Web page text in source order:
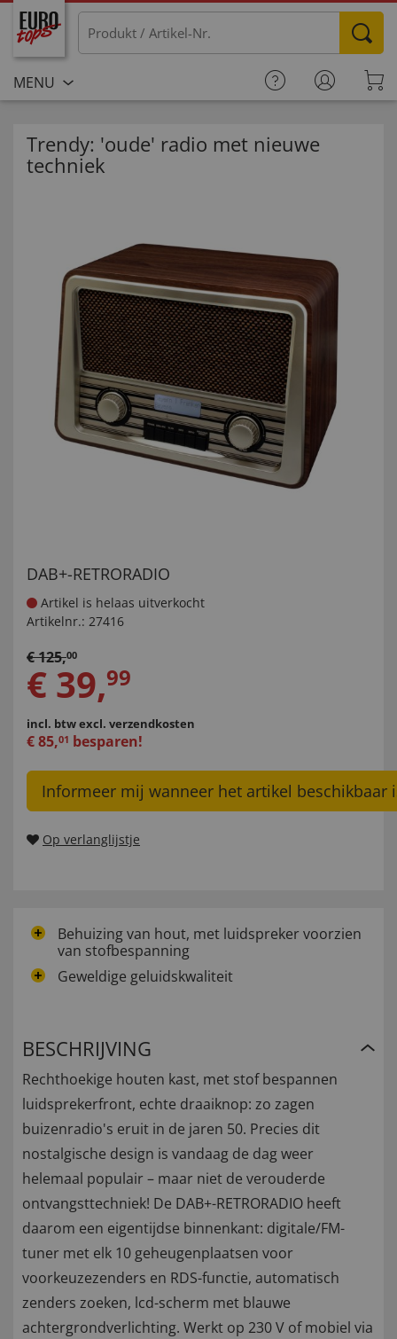
MENU
Trendy: 'oude' radio met nieuwe
techniek
DAB+-RETRORADIO
Artikel is helaas uitverkocht
Artikelnr.: 27416
€125,00
€ 39,99
incl. btwexcl. verzendkosten
€85,01 besparen!
Informeer mij wanneer het artikel beschikbaar
Op verlanglijstje
Behuizing van hout, met luidspreker voorzien
van stofbespanning
Geweldige geluidskwaliteit
BESCHRIJVING
Rechthoekige houten kast, met stof bespannen
luidsprekerfront, echte draaiknop: zo zagen
buizenradio's eruit in de jaren 50. Precies dit
nostalgische design is vandaag de dag weer
helemaal populair – maar niet de verouderde
ontvangsttechniek! De DAB+-RETRORADIO heeft
daarom een eigentijdse binnenkant: digitale/FM-
tuner met elk 10 geheugenplaatsen voor
voorkeuzezenders en RDS-functie, automatisch
zenders zoeken, lcd-scherm met blauwe
achtergrondverlichting. Werkt op 230 V of mobiel via